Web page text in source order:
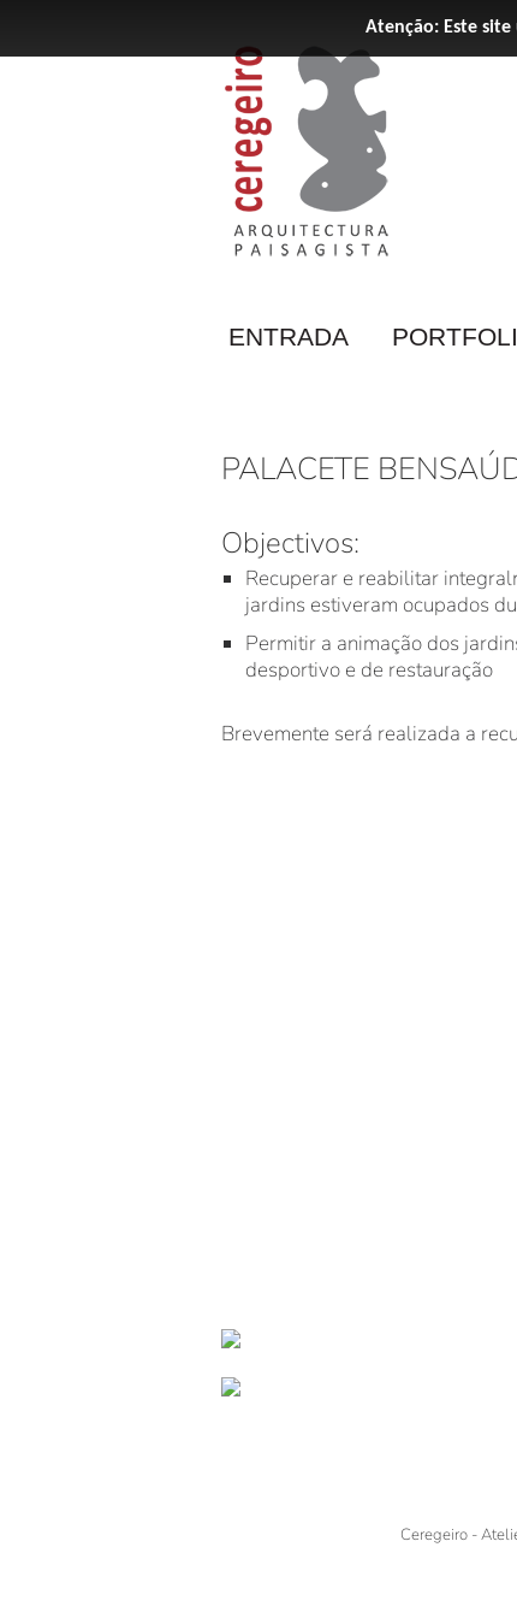
ENTRADA
PALACETE
Objectivos:
Recuperar e reabilitar
jardins estiveram ocupados
Permitir a animação dos
desportivo e de restauração
Brevemente será realizada a
Ceregeiro -
Atenção: Este